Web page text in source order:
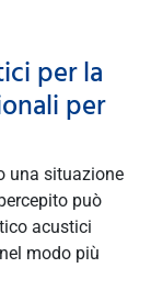
per la
per
una situazione
può
acustici
modo più